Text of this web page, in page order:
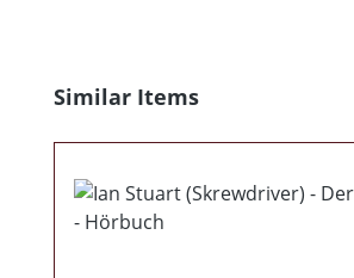
Produktgalerie überspringen
Similar Items